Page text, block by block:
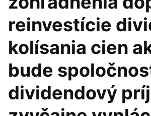
reinvestície
kolísania cien
bude
dividendový